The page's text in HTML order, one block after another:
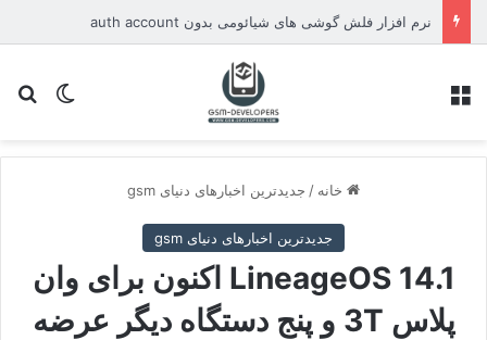
نرم افزار فلش گوشی های شیائومی بدون auth account
تغییر
خانه / جدیدترین اخبارهای دنیای gsm
جدیدترین اخبارهای دنیای gsm
LineageOS 14.1 اکنون برای وان
پلاس 3T و پنج دستگاه دیگر عرضه